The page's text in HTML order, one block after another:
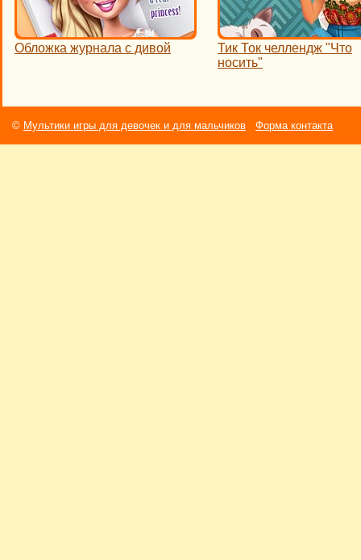
Обложка журнала с дивой
Тик Ток челлендж "Что
носить"
© Мультики игры для девочек и для мальчиков Форма контакта